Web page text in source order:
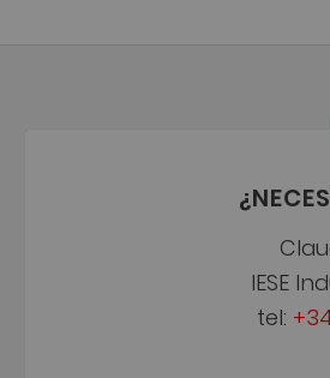
IESE
tel: